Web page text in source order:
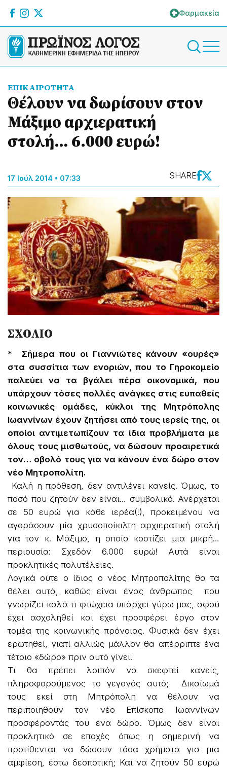
Φαρμακεία
ΕΠΙΚΑΙΡΟΤΗΤΑ
Θέλουν να δωρίσουν στον
Μάξιμο αρχιερατική
στολή… 6.000 ευρώ!
17 Ιούλ 2014 • 07:33 SHARE
ΣΧΟΛΙΟ
* Σήμερα που οι Γιαννιώτες κάνουν «ουρές»
στα συσσίτια των ενοριών, που το Γηροκομείο
παλεύει να τα βγάλει πέρα οικονομικά, που
υπάρχουν τόσες πολλές ανάγκες στις ευπαθείς
κοινωνικές ομάδες, κύκλοι της Μητρόπολης
Ιωαννίνων έχουν ζητήσει από τους ιερείς της, οι
οποίοι αντιμετωπίζουν τα ίδια προβλήματα με
όλους τους μισθωτούς, να δώσουν προαιρετικά
τον… οβολό τους για να κάνουν ένα δώρο στον
νέο Μητροπολίτη.
Καλή η πρόθεση, δεν αντιλέγει κανείς. Όμως, το
ποσό που ζητούν δεν είναι… συμβολικό. Ανέρχεται
σε 50 ευρώ για κάθε ιερέα(!), προκειμένου να
αγοράσουν μία χρυσοποίκιλτη αρχιερατική στολή
για τον κ. Μάξιμο, η οποία κοστίζει μια μικρή…
περιουσία: Σχεδόν 6.000 ευρώ! Αυτά είναι
προκλητικές πολυτέλειες.
Λογικά ούτε ο ίδιος ο νέος Μητροπολίτης θα τα
θέλει αυτά, καθώς είναι ένας άνθρωπος που
γνωρίζει καλά τι φτώχεια υπάρχει γύρω μας, αφού
έχει ασχοληθεί και έχει προσφέρει έργο στον
τομέα της κοινωνικής πρόνοιας. Φυσικά δεν έχει
ερωτηθεί, γιατί αλλιώς μάλλον θα απέρριπτε ένα
τέτοιο «δώρο» πριν αυτό γίνει!
Τι θα πρέπει λοιπόν να σκεφτεί κανείς,
πληροφορούμενος το γεγονός αυτό; Δικαίωμά
τους εκεί στη Μητρόπολη να θέλουν να
περιποιηθούν τον νέο Επίσκοπο Ιωαννίνων
προσφέροντάς του ένα δώρο. Όμως δεν είναι
προκλητικό σε εποχές όπως η σημερινή να
προτίθενται να δώσουν τόσα χρήματα για μια
αμφίεση, έστω δεσποτική; Και να ζητούν 50 ευρώ